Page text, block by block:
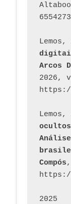
Lemos,
Arcos
2026,
Compós
https://
2025